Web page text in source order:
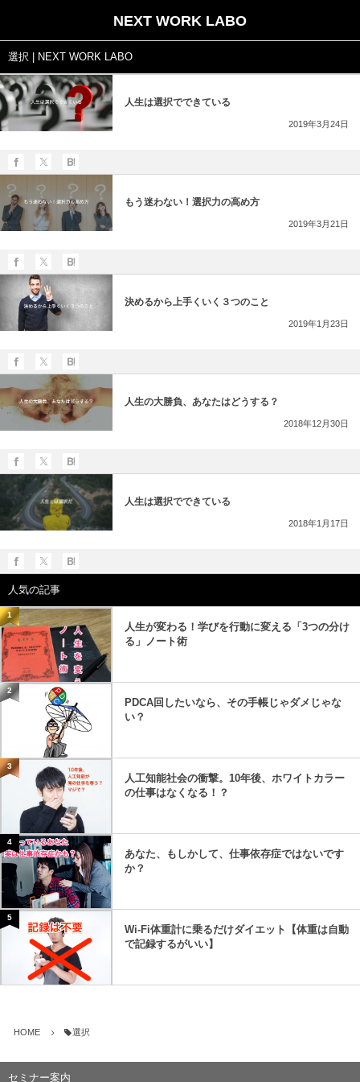
NEXT WORK LABO
選択 | NEXT WORK LABO
人生は選択でできている
2019年3月24日
もう迷わない！選択力の高め方
2019年3月21日
決めるから上手くいく３つのこと
2019年1月23日
人生の大勝負、あなたはどうする？
2018年12月30日
人生は選択でできている
2018年1月17日
人気の記事
1
人生が変わる！学びを行動に変える「3つの分け
る」ノート術
2
PDCA回したいなら、その手帳じゃダメじゃな
い？
3
人工知能社会の衝撃。10年後、ホワイトカラー
の仕事はなくなる！？
4
あなた、もしかして、仕事依存症ではないです
か？
5
Wi-Fi体重計に乗るだけダイエット【体重は自動
で記録するがいい】
HOME 選択
セミナー案内